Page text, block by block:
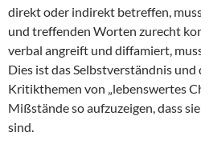
direkt oder indirekt betreffen,
und treffenden Worten zurecht
verbal angreift und diffamiert,
Dies ist das Selbstverständnis
Kritikthemen von „lebenswertes
Mißstände so aufzuzeigen, dass
sind.